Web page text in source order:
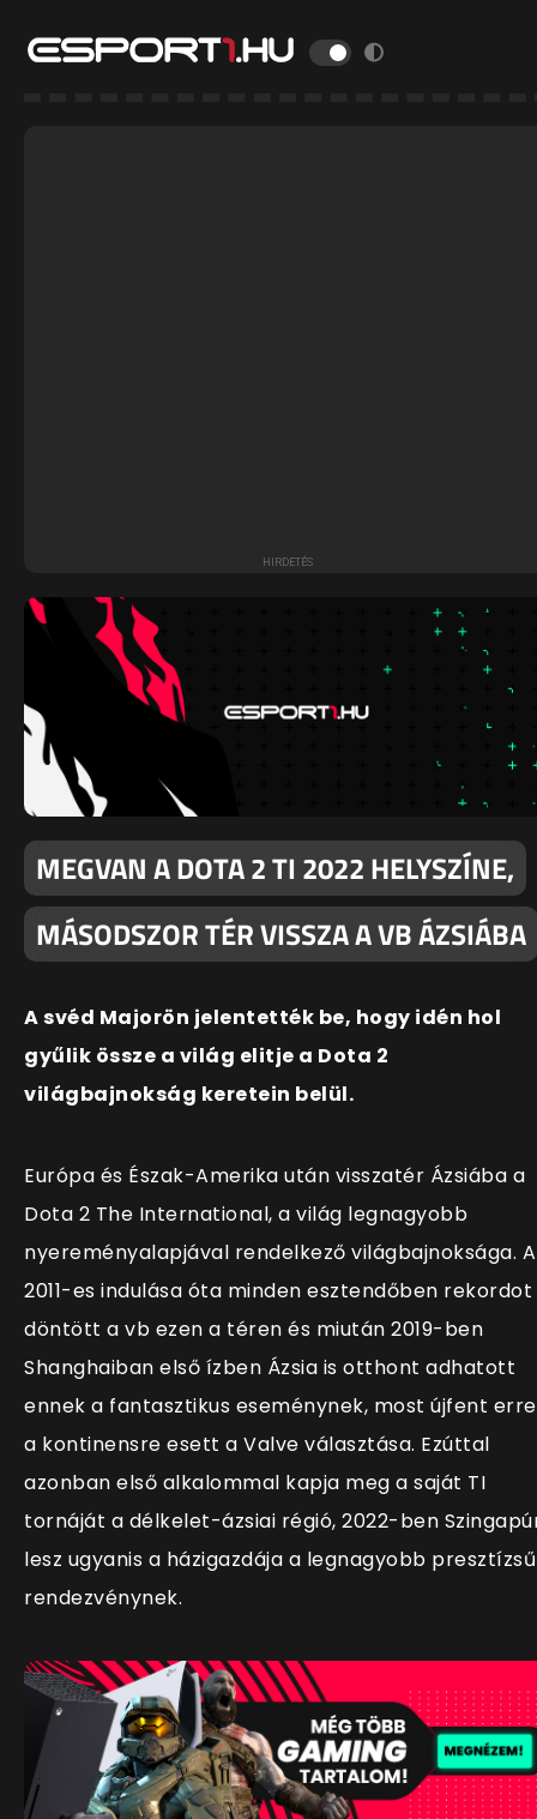
MEGVAN A DOTA 2 TI 2022 HELYSZÍNE,
MÁSODSZOR TÉR VISSZA A VB ÁZSIÁBA
A svéd Majorön jelentették be, hogy idén hol
gyűlik össze a világ elitje a Dota 2
világbajnokság keretein belül.
Európa és Észak-Amerika után visszatér Ázsiába a
Dota 2 The International, a világ legnagyobb
nyereményalapjával rendelkező világbajnoksága. A
2011-es indulása óta minden esztendőben rekordot
döntött a vb ezen a téren és miután 2019-ben
Shanghaiban első ízben Ázsia is otthont adhatott
ennek a fantasztikus eseménynek, most újfent erre
a kontinensre esett a Valve választása. Ezúttal
azonban első alkalommal kapja meg a saját TI
tornáját a délkelet-ázsiai régió, 2022-ben
lesz ugyanis a házigazdája a legnagyobb presztízsű
rendezvénynek.